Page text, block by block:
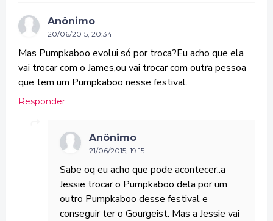
Anônimo
20/06/2015, 20:34
Mas Pumpkaboo evolui só por troca?Eu acho que ela
vai trocar com o James,ou vai trocar com outra pessoa
que tem um Pumpkaboo nesse festival.
Responder
Anônimo
21/06/2015, 19:15
Sabe oq eu acho que pode acontecer..a
Jessie trocar o Pumpkaboo dela por um
outro Pumpkaboo desse festival e
conseguir ter o Gourgeist. Mas a Jessie vai